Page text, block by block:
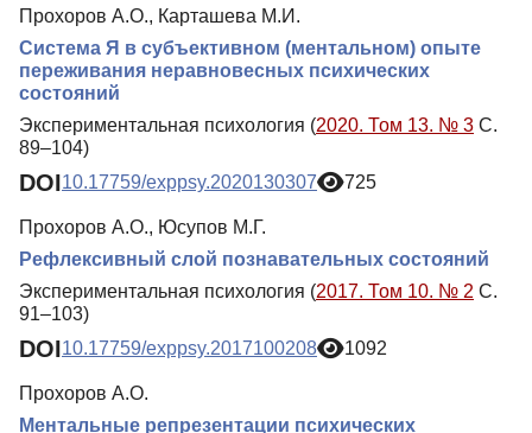
Прохоров А.О., Карташева М.И.
Система Я в субъективном (ментальном) опыте
переживания неравновесных психических
состояний
Экспериментальная психология (2020. Том 13. № 3 С.
89–104)
DOI10.17759/exppsy.2020130307 725
Прохоров А.О., Юсупов М.Г.
Рефлексивный слой познавательных состояний
Экспериментальная психология (2017. Том 10. № 2 С.
91–103)
DOI10.17759/exppsy.2017100208 1092
Прохоров А.О.
Ментальные репрезентации психических